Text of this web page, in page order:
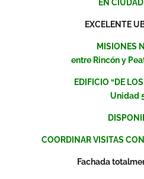
EN
EXCELENTE
MISIONES
entre Rincón y
EDIFICIO “DE
Unidad
COORDINAR VISITAS
Fachada